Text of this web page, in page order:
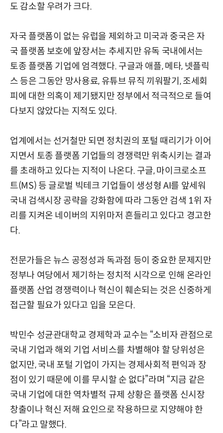
도 감소할 우려가 크다.
자국 플랫폼이 없는 유럽을 제외하고 미국과 중국은 자
국 플랫폼 보호에 앞장서는 추세지만 유독 국내에서는
토종 플랫폼 기업에 엄격했다. 구글과 애플, 메타, 넷플릭
스 등은 그동안 망사용료, 유튜브 뮤직 끼워팔기, 조세회
피에 대한 의혹이 제기됐지만 정부에서 적극적으로 들여
다보지 않았다는 지적도 있다.
업계에서는 선거철만 되면 정치권의 포털 때리기가 이어
지면서 토종 플랫폼 기업들의 경쟁력만 위축시키는 결과
를 초래하고 있다는 지적이 나온다. 구글, 마이크로소프
트(MS) 등 글로벌 빅테크 기업들이 생성형 AI를 앞세워
국내 검색시장 공략을 강화함에 따라 그동안 검색 1위 자
리를 지켜온 네이버의 지위마저 흔들리고 있다고 경고한
다.
전문가들은 뉴스 공정성과 독과점 등이 중요한 문제지만
정부나 여당에서 제기하는 정치적 시각으로 인해 온라인
플랫폼 산업 경쟁력이나 혁신이 훼손되는 것은 신중하게
접근할 필요가 있다고 입을 모은다.
박민수 성균관대학교 경제학과 교수는 “소비자 관점으로
국내 기업과 해외 기업 서비스를 차별해야 할 당위성은
없지만, 국내 포털 기업이 가지는 경제사회적 편익과 장
점이 있기 때문에 이를 무시할 순 없다”라며 “지금 같은
국내 기업에 대한 역차별적 규제 상황은 플랫폼 신시장
창출이나 혁신 저해 요인으로 작용하므로 지양해야 한
다”라고 말했다.